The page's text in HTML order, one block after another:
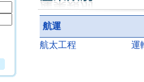
航運
航太工程
運